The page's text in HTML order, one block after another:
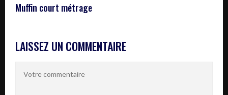
Muffin court métrage
LAISSEZ UN COMMENTAIRE